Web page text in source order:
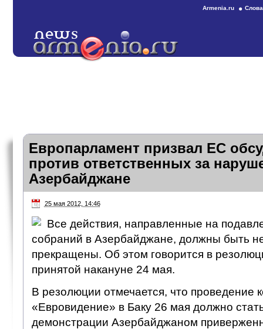
Armenia.ru
Европарламент призвал ЕС
против ответственных за
Азербайджане
25 мая 2012, 14:46
Все действия, направленные на
собраний в Азербайджане, должны быть
прекращены. Об этом говорится в
принятой накануне 24 мая.
В резолюции отмечается, что проведение
«Евровидение» в Баку 26 мая должно
демонстрации Азербайджаном